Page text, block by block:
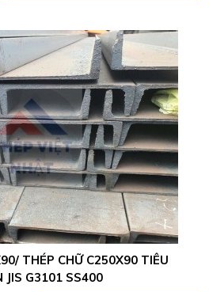
THÉP CHỮ C250X90 TIÊU
JIS G3101 SS400